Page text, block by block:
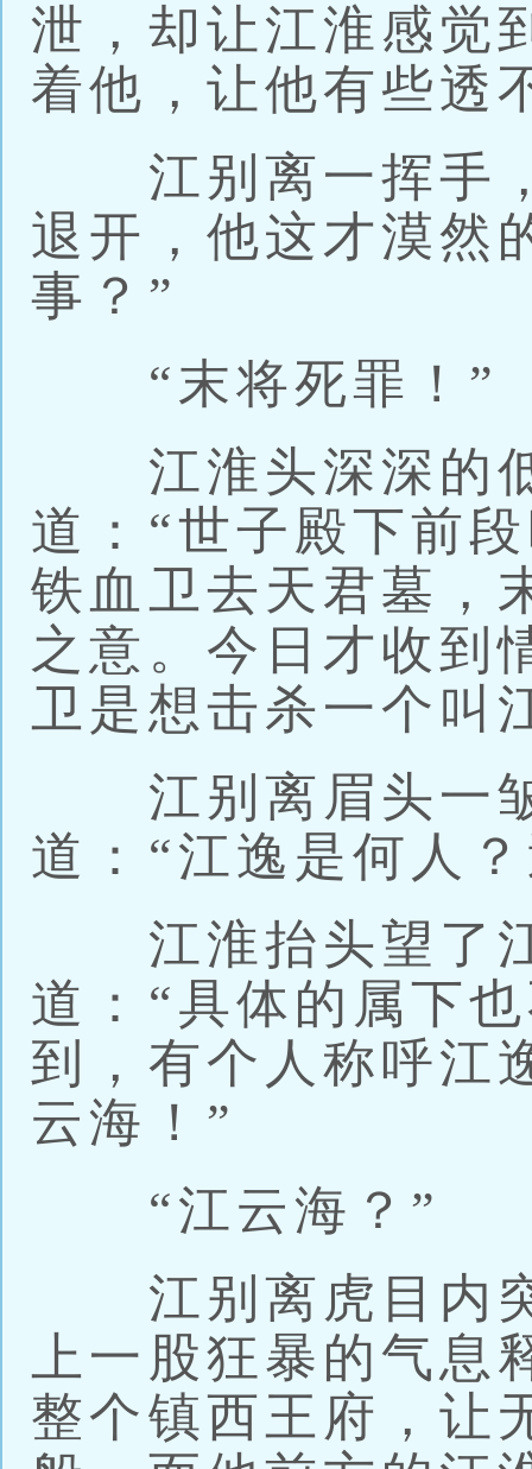
泄，却让江淮感觉
着他，让他有些透
江别离一挥手，
退开，他这才漠然
事？”
“末将死罪！”
江淮头深深的
道：“世子殿下前
铁血卫去天君墓，
之意。今日才收到
卫是想击杀一个叫
江别离眉头一
道：“江逸是何人
江淮抬头望了江
道：“具体的属下
到，有个人称呼
云海！”
“江云海？”
江别离虎目内突
上一股狂暴的气
整个镇西王府，让